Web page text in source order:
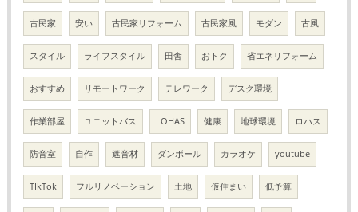
古民家 安い 古民家リフォーム 古民家風 モダン 古風
スタイル ライフスタイル 田舎 おトク 省エネリフォーム
おすすめ リモートワーク テレワーク デスク環境
作業部屋 ユニットバス LOHAS 健康 地球環境 ロハス
防音室 自作 遮音材 ダンボール カラオケ youtube
TIkTok フルリノベーション 土地 仮住まい 低予算